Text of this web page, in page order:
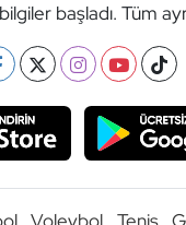
başladı. Tüm